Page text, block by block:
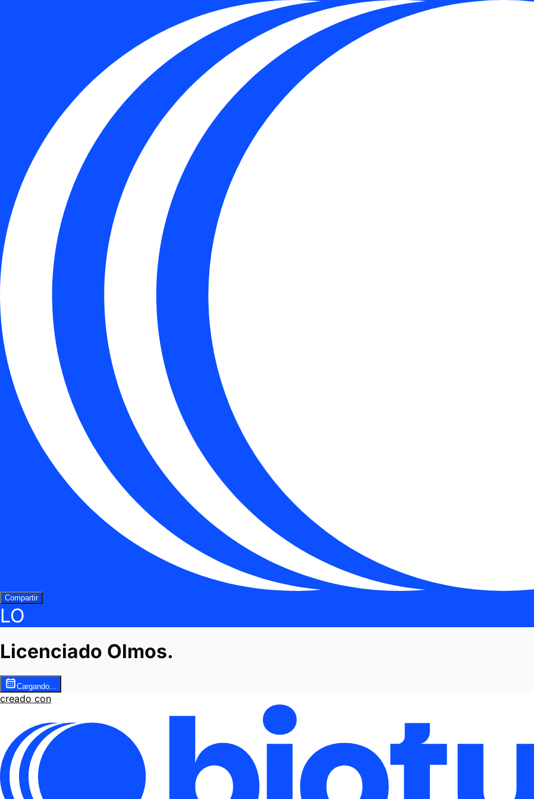
Compartir
LO
Licenciado Olmos.
Cargando...
creado con